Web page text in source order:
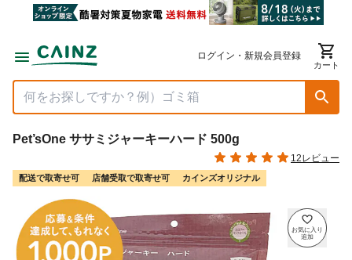
ログイン・新規会員登録
カート
Pet’sOne ササミジャーキーハード 500g
12レビュー
配送で取寄せ可 店舗受取で取寄せ可 カインズオリジナル